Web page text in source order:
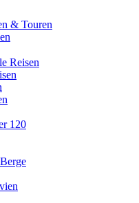
& Touren
Reisen
120